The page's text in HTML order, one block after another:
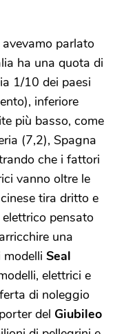
avevamo parlato
ha una quota di
1/10 dei paesi
inferiore
più basso, come
(7,2), Spagna
che i fattori
vanno oltre le
tira dritto e
elettrico pensato
una
Seal
elettrici e
di noleggio
del Giubileo